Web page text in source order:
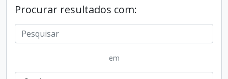
Procurar resultados com:
em